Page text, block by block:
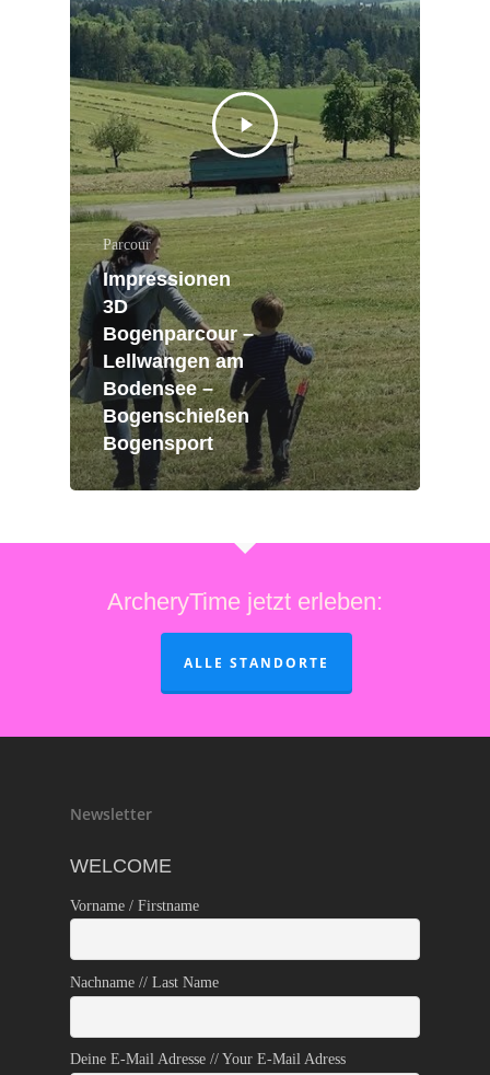
Parcour
Impressionen
3D
Bogenparcour –
Lellwangen am
Bodensee –
Bogenschießen
Bogensport
ArcheryTime jetzt erleben:
ALLE STANDORTE
Newsletter
WELCOME
Vorname / Firstname
Nachname // Last Name
Deine E-Mail Adresse // Your E-Mail Adress